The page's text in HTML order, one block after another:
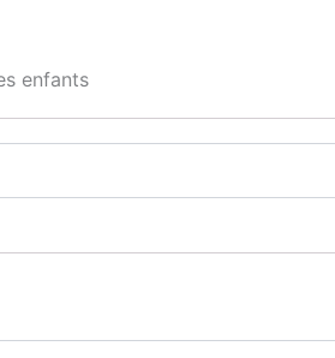
enfants